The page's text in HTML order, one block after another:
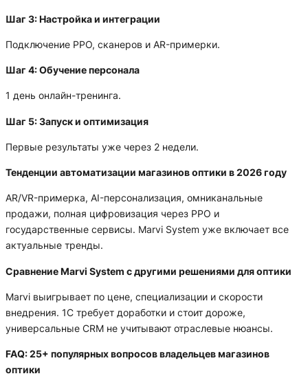
Шаг 3: Настройка и интеграции
Подключение РРО, сканеров и AR-примерки.
Шаг 4: Обучение персонала
1 день онлайн-тренинга.
Шаг 5: Запуск и оптимизация
Первые результаты уже через 2 недели.
Тенденции автоматизации магазинов оптики в 2026 году
AR/VR-примерка, AI-персонализация, омниканальные
продажи, полная цифровизация через РРО и
государственные сервисы. Marvi System уже включает все
актуальные тренды.
Сравнение Marvi System с другими решениями для оптики
Marvi выигрывает по цене, специализации и скорости
внедрения. 1C требует доработки и стоит дороже,
универсальные CRM не учитывают отраслевые нюансы.
FAQ: 25+ популярных вопросов владельцев магазинов
оптики